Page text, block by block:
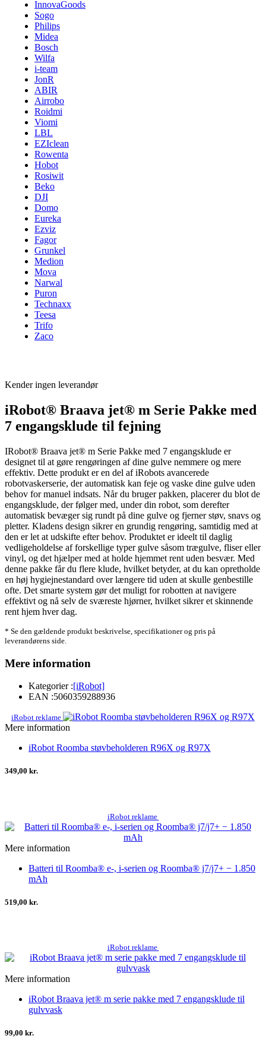
InnovaGoods
Sogo
Philips
Midea
Bosch
Wilfa
i-team
JonR
ABIR
Airrobo
Roidmi
Viomi
LBL
EZIclean
Rowenta
Hobot
Rosiwit
Beko
DJI
Domo
Eureka
Ezviz
Fagor
Grunkel
Medion
Mova
Narwal
Puron
Technaxx
Teesa
Trifo
Zaco
Kender ingen leverandør
iRobot® Braava jet® m Serie Pakke med
7 engangsklude til fejning
IRobot® Braava jet® m Serie Pakke med 7 engangsklude er
designet til at gøre rengøringen af dine gulve nemmere og mere
effektiv. Dette produkt er en del af iRobots avancerede
robotvaskerserie, der automatisk kan feje og vaske dine gulve uden
behov for manuel indsats. Når du bruger pakken, placerer du blot de
engangsklude, der følger med, under din robot, som derefter
automatisk bevæger sig rundt på dine gulve og fjerner støv, snavs og
pletter. Kladens design sikrer en grundig rengøring, samtidig med at
den er let at udskifte efter behov. Produktet er ideelt til daglig
vedligeholdelse af forskellige typer gulve såsom trægulve, fliser eller
vinyl, og det hjælper med at holde hjemmet rent uden besvær. Med
denne pakke får du flere klude, hvilket betyder, at du kan opretholde
en høj hygiejnestandard over længere tid uden at skulle genbestille
ofte. Det smarte system gør det muligt for robotten at navigere
effektivt og nå selv de sværeste hjørner, hvilket sikrer et skinnende
rent hjem hver dag.
* Se den gældende produkt beskrivelse, specifikationer og pris på
leverandørens side.
Mere information
Kategorier :[iRobot]
EAN :5060359288936
iRobot reklame
Mere information
iRobot Roomba støvbeholderen R96X og R97X
349,00 kr.
iRobot reklame
Mere information
Batteri til Roomba® e-, i-serien og Roomba® j7/j7+ − 1.850
mAh
519,00 kr.
iRobot reklame
Mere information
iRobot Braava jet® m serie pakke med 7 engangsklude til
gulvvask
99,00 kr.